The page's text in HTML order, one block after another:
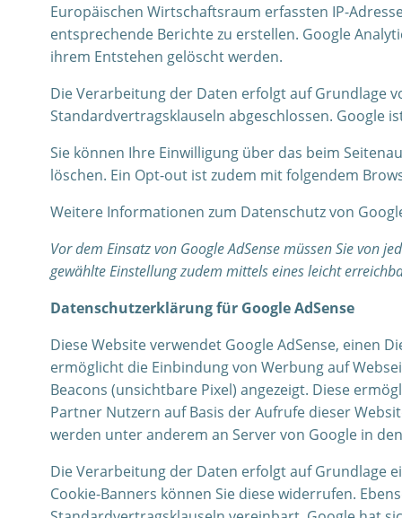
Europäischen Wirtschaftsraum erfassten IP-
entsprechende Berichte zu erstellen. Google
ihrem Entstehen gelöscht werden.
Die Verarbeitung der Daten erfolgt auf Grundlage
Standardvertragsklauseln abgeschlossen. Google
Sie können Ihre Einwilligung über das beim
löschen. Ein Opt-out ist zudem mit folgendem
Weitere Informationen zum Datenschutz von
Vor dem Einsatz von Google AdSense müssen Sie von
gewählte Einstellung zudem mittels eines leicht
Datenschutzerklärung für Google AdSense
Diese Website verwendet Google AdSense, einen
ermöglicht die Einbindung von Werbung auf
Beacons (unsichtbare Pixel) angezeigt. Diese
Partner Nutzern auf Basis der Aufrufe dieser
werden unter anderem an Server von Google in
Die Verarbeitung der Daten erfolgt auf Grundlage
Cookie-Banners können Sie diese widerrufen.